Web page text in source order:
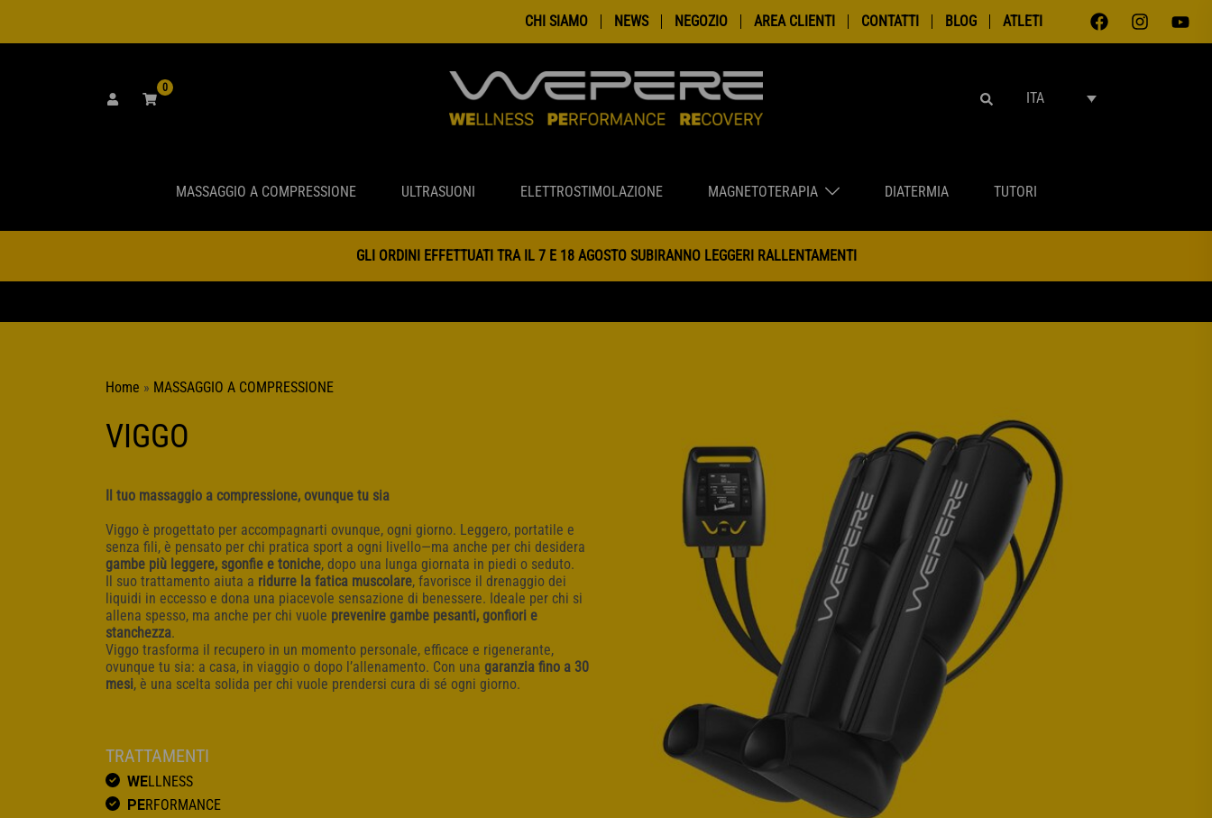
CHI SIAMO NEWS NEGOZIO AREA CLIENTI CONTATTI BLOG ATLETI
0
ITA
MASSAGGIO A COMPRESSIONE ULTRASUONI ELETTROSTIMOLAZIONE MAGNETOTERAPIA DIATERMIA TUTORI
GLI ORDINI EFFETTUATI TRA IL 7 E 18 AGOSTO SUBIRANNO LEGGERI RALLENTAMENTI
Home » MASSAGGIO A COMPRESSIONE
VIGGO
Il tuo massaggio a compressione, ovunque tu sia
Viggo è progettato per accompagnarti ovunque, ogni giorno. Leggero, portatile e
senza fili, è pensato per chi pratica sport a ogni livello—ma anche per chi desidera
gambe più leggere, sgonfie e toniche, dopo una lunga giornata in piedi o seduto.
Il suo trattamento aiuta a ridurre la fatica muscolare, favorisce il drenaggio dei
liquidi in eccesso e dona una piacevole sensazione di benessere. Ideale per chi si
allena spesso, ma anche per chi vuole prevenire gambe pesanti, gonfiori e
stanchezza.
Viggo trasforma il recupero in un momento personale, efficace e rigenerante,
ovunque tu sia: a casa, in viaggio o dopo l’allenamento. Con una garanzia fino a 30
mesi, è una scelta solida per chi vuole prendersi cura di sé ogni giorno.
TRATTAMENTI
WELLNESS
PERFORMANCE